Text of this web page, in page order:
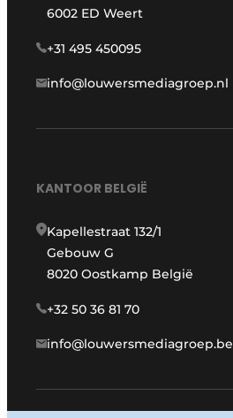
6002 ED Weert
+31 495 450095
info@louwersmediagroep.nl
KANTOOR BELGIË
Kapellestraat 132/1
Gebouw G
8020 Oostkamp België
+32 50 36 81 70
info@louwersmediagroep.be